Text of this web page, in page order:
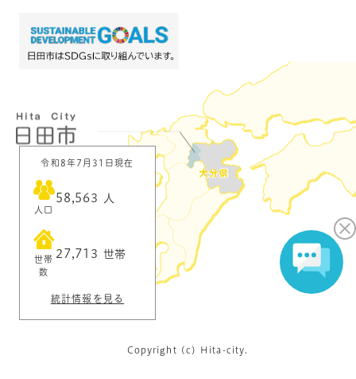
令和8年7月31日現在
人口
58,563 人
世帯
数
27,713 世帯
統計情報を見る
Copyright (c) Hita-city.